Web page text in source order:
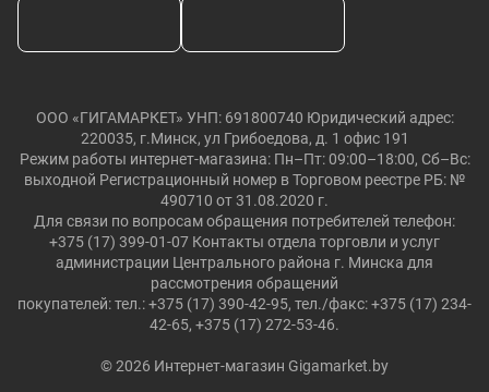
ООО «ГИГАМАРКЕТ» УНП: 691800740 Юридический адрес:
220035, г.Минск, ул Грибоедова, д. 1 офис 191
Режим работы интернет-магазина: Пн–Пт: 09:00–18:00, Сб–Вс:
выходной Регистрационный номер в Торговом реестре РБ: №
490710 от 31.08.2020 г.
Для связи по вопросам обращения потребителей телефон:
+375 (17) 399-01-07 Контакты отдела торговли и услуг
администрации Центрального района г. Минска для
рассмотрения обращений
покупателей: тел.: +375 (17) 390-42-95, тел./факс: +375 (17) 234-
42-65, +375 (17) 272-53-46.
© 2026 Интернет-магазин Gigamarket.by